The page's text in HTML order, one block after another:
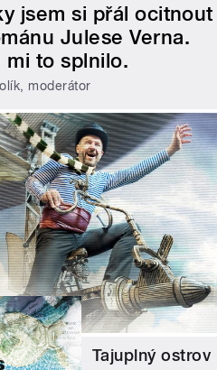
jsem si přál ocitnout
Julese Verna.
mi to splnilo.
moderátor
Tajuplný ostrov